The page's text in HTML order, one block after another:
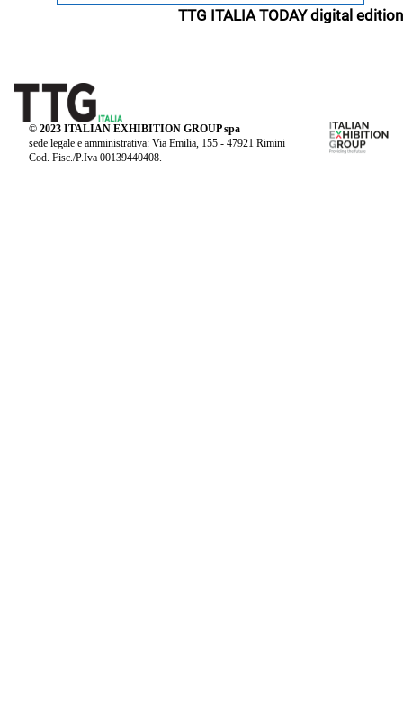
TTG ITALIA TODAY digital edition
© 2023 ITALIAN EXHIBITION GROUP spa
sede legale e amministrativa: Via Emilia, 155 - 47921 Rimini
Cod. Fisc./P.Iva 00139440408.